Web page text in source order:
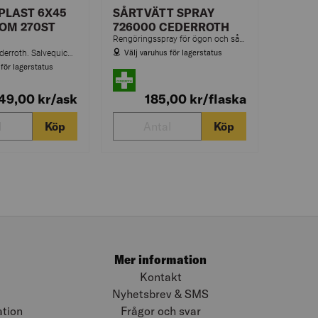
6X45
270ST
lagerstatus
kr/ask
Köp
SÅRTVÄTT SPRAY
726000 CEDERROTH
Rengöringsspray för ögon och sår. Ger ett mjukt vätskeflöde och kan användas flera gånger. Innehåller steril koksaltlösning.
Välj varuhus för lagerstatus
185,00 kr/flaska
Köp
Mer information
Kontakt
Nyhetsbrev & SMS
Frågor och svar